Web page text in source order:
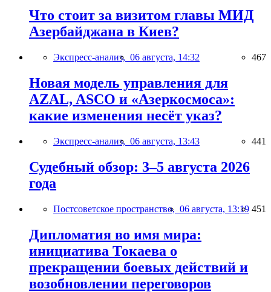
Что стоит за визитом главы МИД
Азербайджана в Киев?
Экспресс-анализ, 06 августа, 14:32 467
Новая модель управления для
AZAL, ASCO и «Азеркосмоса»:
какие изменения несёт указ?
Экспресс-анализ, 06 августа, 13:43 441
Судебный обзор: 3–5 августа 2026
года
Постсоветское пространство, 06 августа, 13:19 451
Дипломатия во имя мира:
инициатива Токаева о
прекращении боевых действий и
возобновлении переговоров